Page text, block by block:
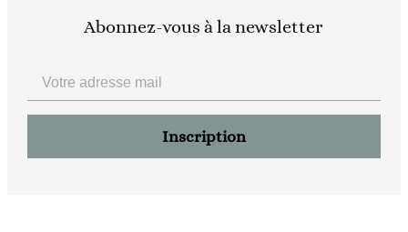
Abonnez-vous à la newsletter